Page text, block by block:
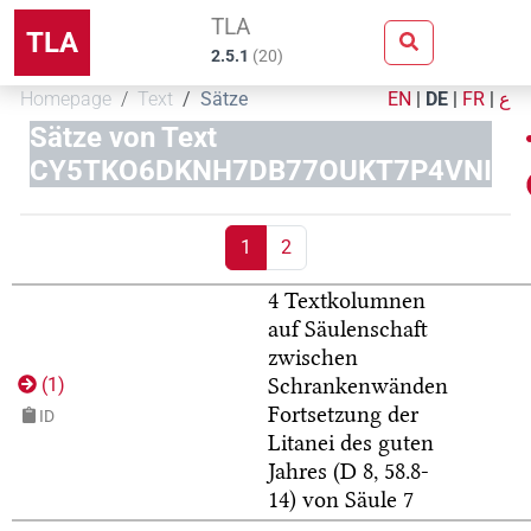
TLA TLA
2.5.1 (20)
Homepage Text Sätze EN | DE | FR | ع
Sätze von Text
CY5TKO6DKNH7DB77OUKT7P4VNI
1 2
(1)
ID
4 Textkolumnen
auf Säulenschaft
zwischen
Schrankenwänden
Fortsetzung der
Litanei des guten
Jahres (D 8, 58.8-
14) von Säule 7